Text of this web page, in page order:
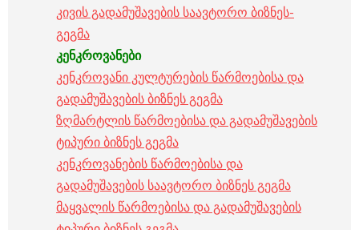
კივის გადამუშავების საავტორო ბიზნეს-
გეგმა
კენკროვანები
კენკროვანი კულტურების წარმოებისა და
გადამუშავების ბიზნეს გეგმა
ზღმარტლის წარმოებისა და გადამუშავების
ტიპური ბიზნეს გეგმა
კენკროვანების წარმოებისა და
გადამუშავების საავტორო ბიზნეს გეგმა
მაყვალის წარმოებისა და გადამუშავების